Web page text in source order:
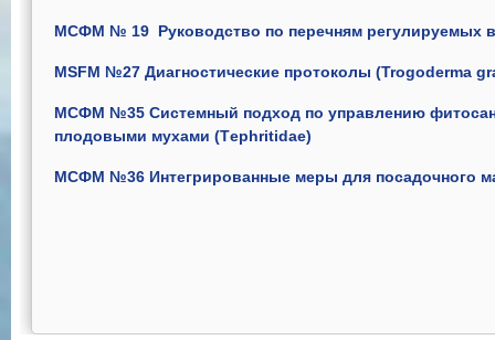
МСФМ № 19 Руководство по перечням регулируемых
MSFM №27 Диагностические протоколы (Trogoderma
МСФМ №35 Системный подход по управлению
плодовыми мухами (Тephritidae)
МСФМ №36 Интегрированные меры для посадочного